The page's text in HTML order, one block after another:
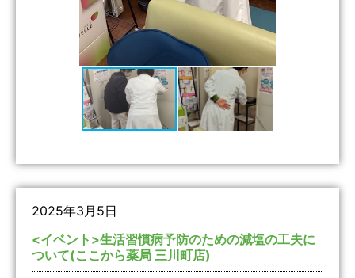
2025年3月5日
<イベント>生活習慣病予防のための減塩の工夫に
ついて(ここから薬局 三川町店)